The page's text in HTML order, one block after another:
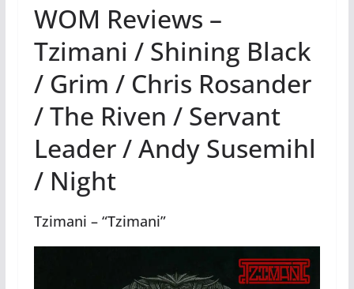
WOM Reviews –
Tzimani / Shining Black
/ Grim / Chris Rosander
/ The Riven / Servant
Leader / Andy Susemihl
/ Night
Tzimani – “Tzimani”